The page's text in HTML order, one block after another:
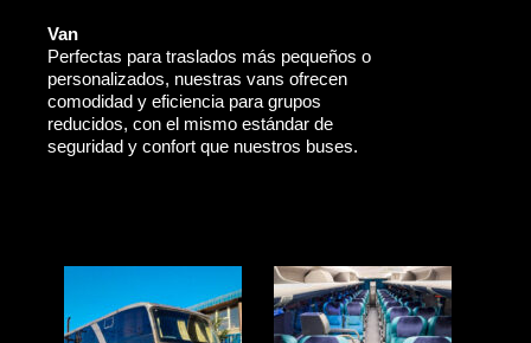
Van
Perfectas para traslados más pequeños o
personalizados, nuestras vans ofrecen
comodidad y eficiencia para grupos
reducidos, con el mismo estándar de
seguridad y confort que nuestros buses.